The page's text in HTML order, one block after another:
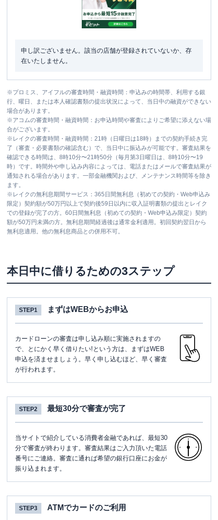
申し訳ございません。該当の店舗が登録されていないか、存
在いたしません。
※プロミス、アイフルの審査時間・融資時間：申込みの時間帯、利用する銀
行、曜日、または本人確認書類の提出状況によって、当日中の融資ができない
場合があります。
※アコムの審査時間・融資時間：お申込時間や審査によりご希望に添えない場
合がございます。
※ レイクの審査時間・融資時間：21時（日曜日は18時）までの契約手続き完
了（審査・必要書類の確認含む）で、当日中に振込みが可能です。審査結果を
確認できる時間は、8時10分〜21時50分（毎月第3日曜日は、8時10分〜19
時）です。時間外や申し込み内容によっては、電話またはメールで審査結果が
通知される場合があります。一部金融機関および、メンテナンス時間等を除き
ます。
※ レイクの無利息期間サービス：365日間無利息（初めての契約・Web申込み
限定）契約額が50万円以上で契約後59日以内に収入証明書類の提出とレイク
での登録が完了の方。60日間無利息（初めての契約・Web申込み限定）契約
額が50万円未満の方。無利息期間経過後は通常金利適用。初回契約翌日から
無利息適用。他の無利息商品との併用不可。
本日中に借りるための3ステップ
STEP1 まずはWEBからお申込
カードローンの審査は申し込み順に実施されますの
で、とにかく早く借りたい!という方は、まずはWEB
申込を済ませましょう。早く申し込むほど、早く審査
が行われます。
STEP2 最短30分で審査が完了
当サイトで紹介している消費者金融であれば、最短30
分で審査が終わります。審査結果はご入力頂いた電話
番号にご連絡。審査に通れば希望の銀行口座にお金が
振り込まれます。
STEP3 ATMでカードのご利用